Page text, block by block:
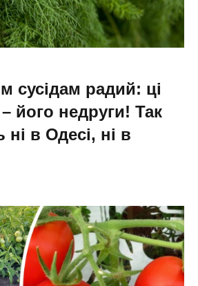
сусідам радий: ці
його недруги! Так
ні в Одесі, ні в